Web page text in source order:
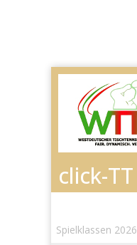
Spielklassen